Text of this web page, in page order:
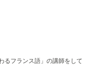
るフランス語」の講師をして